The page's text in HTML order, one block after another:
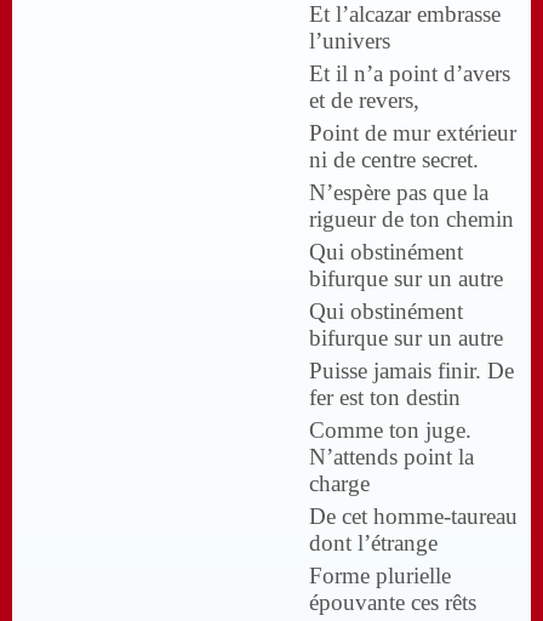
Et l’alcazar embrasse
l’univers
Et il n’a point d’avers
et de revers,
Point de mur extérieur
ni de centre secret.
N’espère pas que la
rigueur de ton chemin
Qui obstinément
bifurque sur un autre
Qui obstinément
bifurque sur un autre
Puisse jamais finir. De
fer est ton destin
Comme ton juge.
N’attends point la
charge
De cet homme-taureau
dont l’étrange
Forme plurielle
épouvante ces rêts